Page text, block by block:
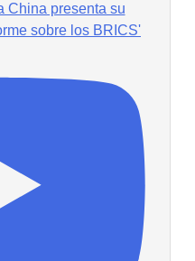
China presenta su
sobre los BRICS'